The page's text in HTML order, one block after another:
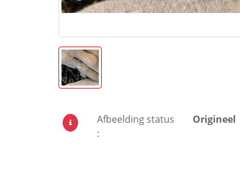
Afbeelding status
:
Origineel